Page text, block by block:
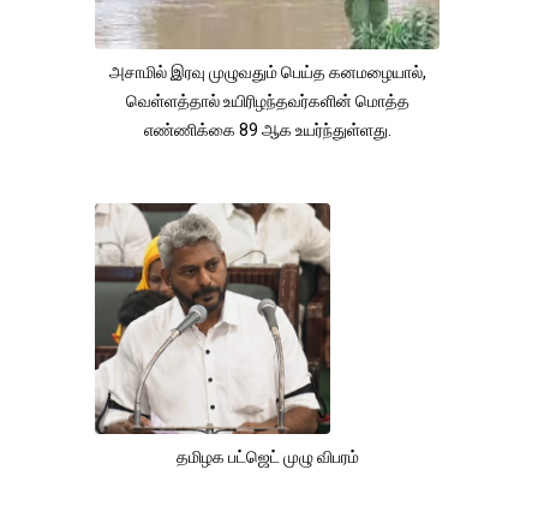
அசாமில் இரவு முழுவதும் பெய்த கனமழையால்,
வெள்ளத்தால் உயிரிழந்தவர்களின் மொத்த
எண்ணிக்கை 89 ஆக உயர்ந்துள்ளது.
தமிழக பட்ஜெட் முழு விபரம்